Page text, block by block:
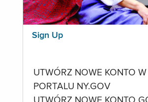
Sign Up
UTWÓRZ NOWE KONTO W
PORTALU NY.GOV